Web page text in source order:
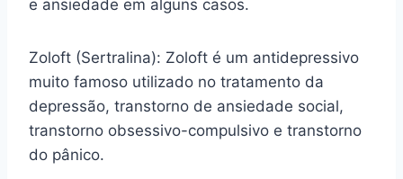
e ansiedade em alguns casos.
Zoloft (Sertralina): Zoloft é um antidepressivo
muito famoso utilizado no tratamento da
depressão, transtorno de ansiedade social,
transtorno obsessivo-compulsivo e transtorno
do pânico.